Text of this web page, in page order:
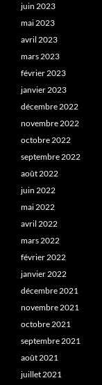
juin 2023
mai 2023
avril 2023
mars 2023
février 2023
janvier 2023
décembre 2022
novembre 2022
octobre 2022
septembre 2022
août 2022
juin 2022
mai 2022
avril 2022
mars 2022
février 2022
janvier 2022
décembre 2021
novembre 2021
octobre 2021
septembre 2021
août 2021
juillet 2021